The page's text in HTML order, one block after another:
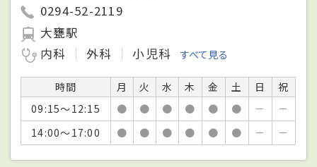
0294-52-2119
大甕駅
内科
外科 小児科 すべて見る
時間 月 火 水 木 金 土 日
祝
09:15～12:15
● ● ● ● ● ● －
－
14:00～17:00
● ● ● ● ● ● － －